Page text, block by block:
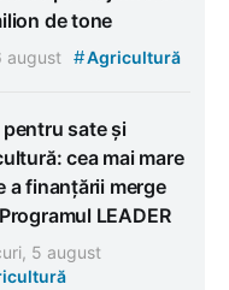
de tone
august #Agricultură
pentru sate și
cea mai mare
a finanțării merge
LEADER
5 august